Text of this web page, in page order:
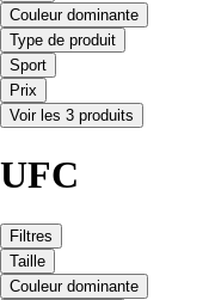
Couleur dominante
Type de produit
Sport
Prix
Voir les 3 produits
UFC
Filtres
Taille
Couleur dominante